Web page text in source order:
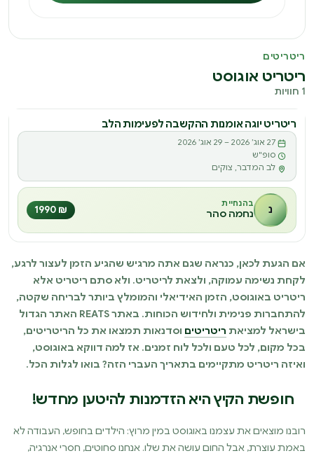
ריטריטים
ריטריט אוגוסט
1 חוויות
ריטריט יוגה אומנות ההקשבה לפעימות הלב
27 אוג׳ 2026 – 29 אוג׳ 2026
סופ"ש
לב המדבר, צוקים
נ בהנחיית
נחמה סהר ₪ 1990
אם הגעת לכאן, כנראה שגם אתה מרגיש שהגיע הזמן לעצור לרגע,
לקחת נשימה עמוקה, ולצאת לריטריט. ולא סתם ריטריט אלא
ריטריט באוגוסט, הזמן האידיאלי והמומלץ ביותר לבריחה שקטה,
להתחברות פנימית ולחידוש הכוחות. באתר REATS האתר הגדול
בישראל למציאת ריטריטים וסדנאות תמצאו את כל הריטריטים,
בכל מקום, לכל טעם ולכל לוח זמנים. אז למה דווקא באוגוסט,
ואיזה ריטריט מתקיימים בתאריך העברי הזה? בואו לגלות הכל.
חופשת הקיץ היא הזדמנות להיטען מחדש!
רובנו מוצאים את עצמנו באוגוסט במין מרוץ: הילדים בחופש, העבודה לא
באמת עוצרת, אבל החום עושה את שלו. אנחנו סחוטים, חסרי אנרגיה,